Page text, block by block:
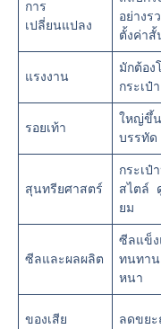
การ
เปลี่ยนแปลง
อย่างร
ตั้งค่าสั้
แรงงาน
มักต้อง
กระเป๋า
รอยเท้า
ใหญ่ขึ้
บรรทัด
สุนทรียศาสตร์
กระเป๋
สไตล์
ยม
ซีลและผลผลิต
ซีลแข็ง
ทนทาน
หนา
ของเสีย ลดขยะ